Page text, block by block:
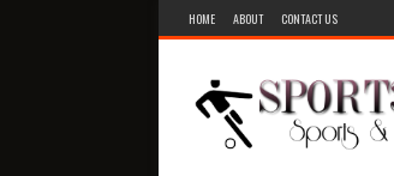
HOME ABOUT CONTACT US